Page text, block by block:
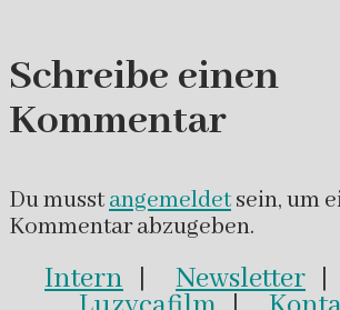
Schreibe einen
Kommentar
Du musstangemeldetsein, um
Kommentar abzugeben.
Intern | Newsletter |